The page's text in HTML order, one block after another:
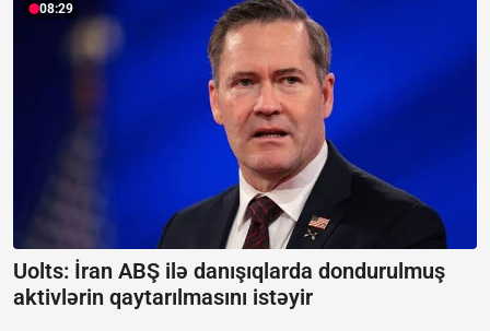
08:29
Uolts: İran ABŞ ilə danışıqlarda dondurulmuş
aktivlərin qaytarılmasını istəyir